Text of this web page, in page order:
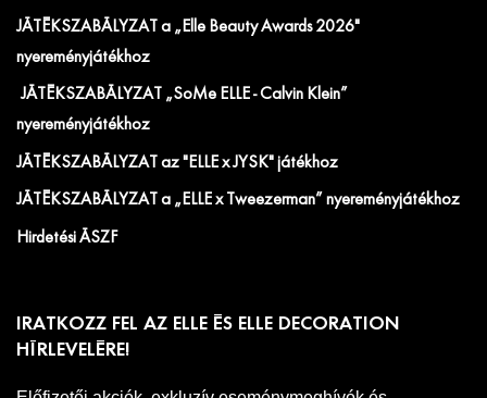
JÁTÉKSZABÁLYZAT a „Elle Beauty Awards 2026"
nyereményjátékhoz
JÁTÉKSZABÁLYZAT „SoMe ELLE - Calvin Klein”
nyereményjátékhoz
JÁTÉKSZABÁLYZAT az "ELLE x JYSK" játékhoz
JÁTÉKSZABÁLYZAT a „ELLE x Tweezerman” nyereményjátékhoz
Hirdetési ÁSZF
IRATKOZZ FEL AZ ELLE ÉS ELLE DECORATION
HÍRLEVELÉRE!